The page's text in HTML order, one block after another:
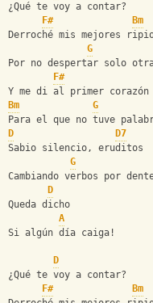
¿Qué te voy a contar?
F#
Bm
Derroché mis mejores
G
Por no despertar solo otra
F#
Y me di al primer corazón
Bm
G
Para el que no tuve
D
D7
Sabio silencio, eruditos
G
Cambiando verbos por
D
Queda dicho
A
Si algún día caiga!
D
¿Qué te voy a contar?
F#
Bm